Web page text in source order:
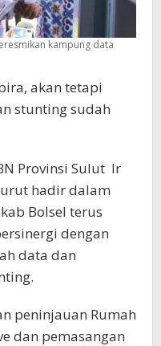
kampung data
akan tetapi
stunting sudah
Provinsi Sulut Ir
hadir dalam
Bolsel terus
dengan
data dan
peninjauan Rumah
dan pemasangan